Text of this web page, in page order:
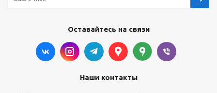
Оставайтесь на связи
Наши контакты